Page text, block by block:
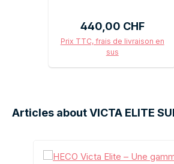
Prix régulier :
440,00 CHF
Prix TTC, frais de livraison en
sus
Articles about VICTA ELITE